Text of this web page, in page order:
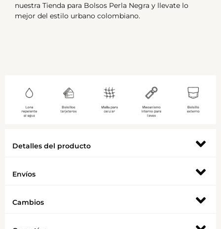
nuestra Tienda para Bolsos Perla Negra y llevate lo
mejor del estilo urbano colombiano.
Detalles del producto
Envíos
Cambios